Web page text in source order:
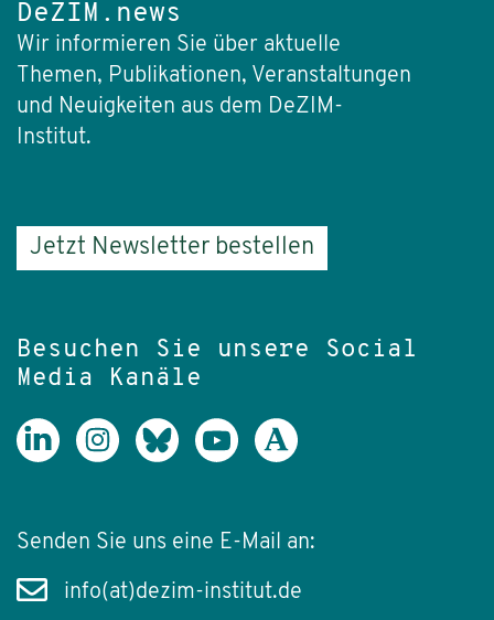
DeZIM.news
Wir informieren Sie über aktuelle
Themen, Publikationen, Veranstaltungen
und Neuigkeiten aus dem DeZIM-
Institut.
Jetzt Newsletter bestellen
Besuchen Sie unsere Social
Media Kanäle
Senden Sie uns eine E-Mail an:
info(at)dezim-institut.de